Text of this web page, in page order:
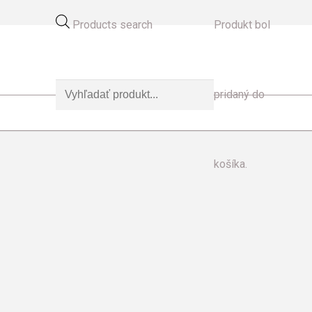
Products search Produktbol
pridaný do
košíka.